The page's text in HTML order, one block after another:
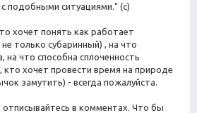
подобными ситуациями." (c)
хочет понять как работает
только субаринный) , на что
на что способна сплоченность
кто хочет провести время на природе
замутить) - всегда пожалуйста.
отписывайтесь в комментах. Что бы